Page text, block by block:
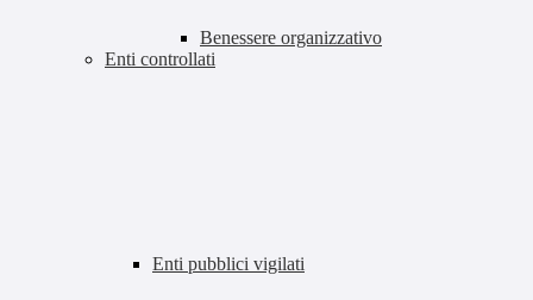
Benessere organizzativo
Enti controllati
Enti pubblici vigilati